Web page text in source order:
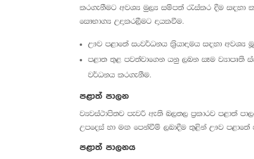
කරගැනීමට අවශ්‍ය මුල්‍ය සම්පත් රැස්කර දීම සඳහා
සෞභාග්‍ය උදාකරලීමට දායකවීම.
ඌව පළාතේ සංවර්ධනය ක්‍රියාදාමය සඳහා අවශ්‍ය
පළාත තුළ පවත්වාගෙන යනු ලබන සෑම ව්‍යාපෘති
වර්ධනය කරගැනීම.
පළාත් පාලන
ව්‍යවස්ථාපිතව පැවරී ඇති බලතල ප්‍රකාරව පළාත්
උපදෙස් හා මඟ පෙන්වීම් ලබාදීම තුළින් ඌව
පළාත් පාලනය